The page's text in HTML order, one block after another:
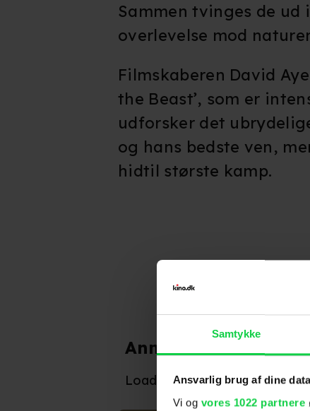
Samtykke
Ansvarlig brug af dine
Vi og vores 1022 partnere
Anmeldelser fra
Loader...
Sammen tvinges de
overlevelse mod
Filmskaberen David
the Beast’, som er
udforsker det
og hans bedste ven,
hidtil største kamp.